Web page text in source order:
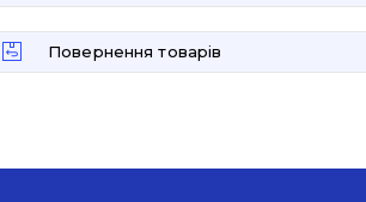
Повернення товарів